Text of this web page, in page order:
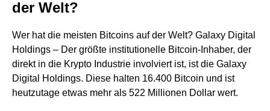
der Welt?
Wer hat die meisten Bitcoins auf der Welt? Galaxy Digital
Holdings – Der größte institutionelle Bitcoin-Inhaber, der
direkt in die Krypto Industrie involviert ist, ist die Galaxy
Digital Holdings. Diese halten 16.400 Bitcoin und ist
heutzutage etwas mehr als 522 Millionen Dollar wert.